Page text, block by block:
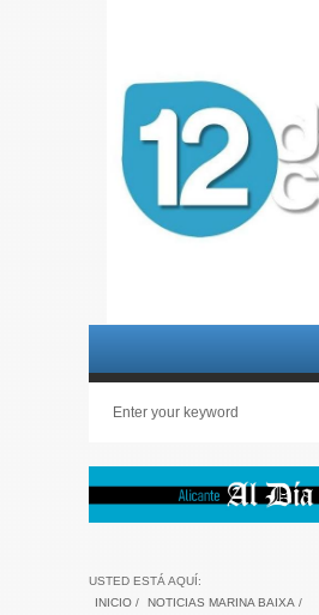
USTED ESTÁ AQUÍ:
INICIO / NOTICIAS MARINA BAIXA /